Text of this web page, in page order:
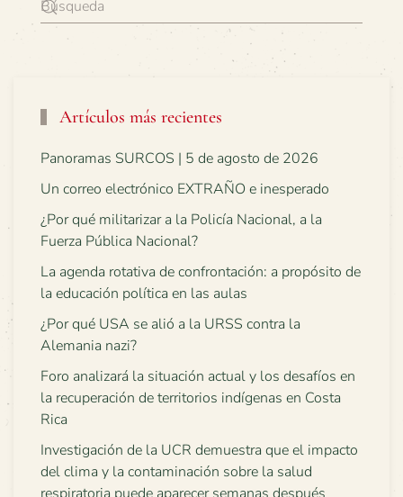
Artículos más recientes
Panoramas SURCOS | 5 de agosto de 2026
Un correo electrónico EXTRAÑO e inesperado
¿Por qué militarizar a la Policía Nacional, a la
Fuerza Pública Nacional?
La agenda rotativa de confrontación: a propósito de
la educación política en las aulas
¿Por qué USA se alió a la URSS contra la
Alemania nazi?
Foro analizará la situación actual y los desafíos en
la recuperación de territorios indígenas en Costa
Rica
Investigación de la UCR demuestra que el impacto
del clima y la contaminación sobre la salud